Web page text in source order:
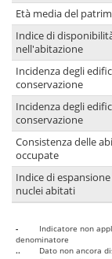
Età media del
Indice di
nell'abitazione
Incidenza degli
conservazione
Incidenza degli
conservazione
Consistenza delle
occupate
Indice di
nuclei abitati
-
Indicatore non
denominatore
..
Dato non ancora